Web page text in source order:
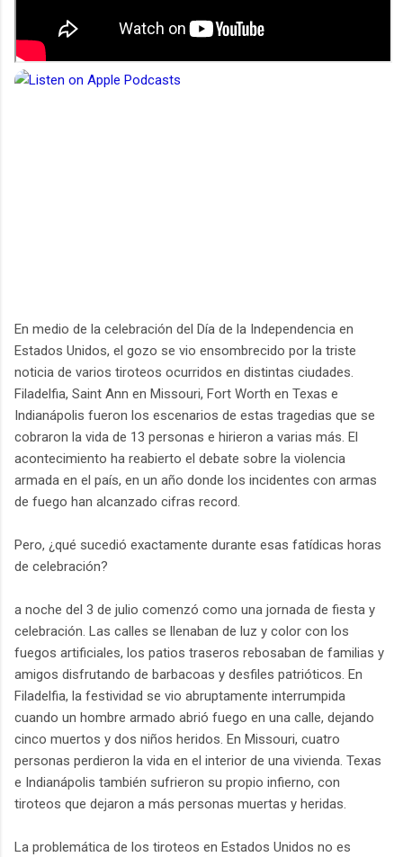
En medio de la celebración del Día de la Independencia en
Estados Unidos, el gozo se vio ensombrecido por la triste
noticia de varios tiroteos ocurridos en distintas ciudades.
Filadelfia, Saint Ann en Missouri, Fort Worth en Texas e
Indianápolis fueron los escenarios de estas tragedias que se
cobraron la vida de 13 personas e hirieron a varias más. El
acontecimiento ha reabierto el debate sobre la violencia
armada en el país, en un año donde los incidentes con armas
de fuego han alcanzado cifras record.
Pero, ¿qué sucedió exactamente durante esas fatídicas horas
de celebración?
a noche del 3 de julio comenzó como una jornada de fiesta y
celebración. Las calles se llenaban de luz y color con los
fuegos artificiales, los patios traseros rebosaban de familias y
amigos disfrutando de barbacoas y desfiles patrióticos. En
Filadelfia, la festividad se vio abruptamente interrumpida
cuando un hombre armado abrió fuego en una calle, dejando
cinco muertos y dos niños heridos. En Missouri, cuatro
personas perdieron la vida en el interior de una vivienda. Texas
e Indianápolis también sufrieron su propio infierno, con
tiroteos que dejaron a más personas muertas y heridas.
La problemática de los tiroteos en Estados Unidos no es